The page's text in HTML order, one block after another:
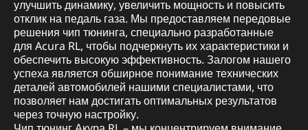
улучшить динамику, увеличить мощность и повысить
отклик на педаль газа. Мы предоставляем передовые
решения чип тюнинга, специально разработанные
для Acura RL, чтобы подчеркнуть их характеристики и
обеспечить высокую эффективность. Залогом нашего
успеха является обширное понимание технических
деталей автомобилей нашими специалистами, что
позволяет нам достигать оптимальных результатов
через точную настройку.